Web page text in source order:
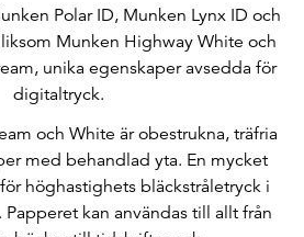
Polar ID, Munken Lynx ID och
Munken Highway White och
unika egenskaper avsedda för
digitaltryck.
och White är obestrukna, träfria
med behandlad yta. En mycket
höghastighets bläckstråletryck i
kan användas till allt från